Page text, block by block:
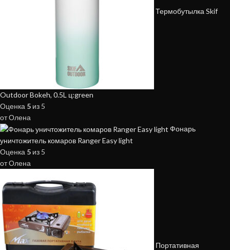
Термобутылка Skif
Outdoor Bokeh, 0.5L ц:green
Оценка 5 из 5
от Олена
Фонарь
уничтожитель комаров Ranger Easy light
Оценка 5 из 5
от Олена
Портативная